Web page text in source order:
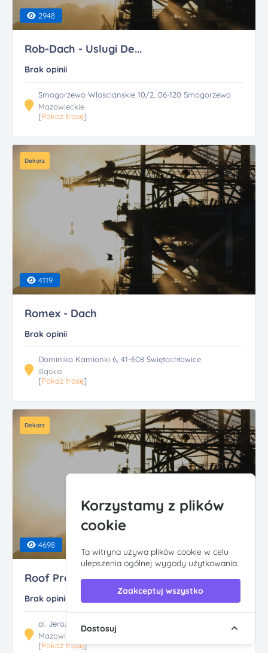
2948
Rob-Dach - Uslugi De...
Brak opinii
Smogorzewo Wloscianskie 10/2, 06-120 Smogorzewo
Mazowieckie
[Pokaż trasę]
Dekarz
4119
Romex - Dach
Brak opinii
Dominika Kamionki 6, 41-608 Świętochłowice
śląskie
[Pokaż trasę]
Dekarz
4698
Roof Profesional Dac...
Brak opinii
al. Jerozolimskie 89/lok. 43, 02-001 Warszawa
Mazowieckie
[Pokaż trasę]
Korzystamy z plików
cookie
Ta witryna używa plików cookie w celu
ulepszenia ogólnej wygody użytkowania.
Zaakceptuj wszystko
Dostosuj